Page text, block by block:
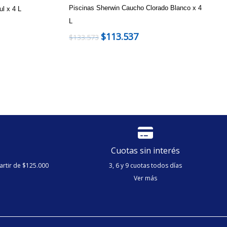
x 4 L
Piscinas Sherwin Caucho Clorado Blanco x 4
L
$133.573 $113.537
de $125.000
Cuotas sin interés
3, 6 y 9 cuotas todos días
Ver más